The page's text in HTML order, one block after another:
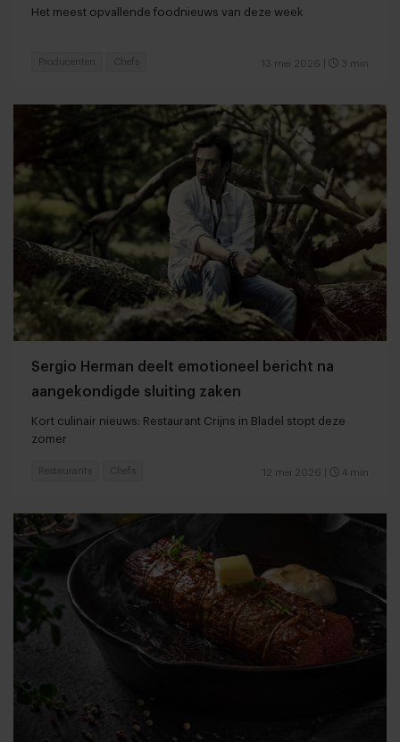
Jumbo
Het meest opvallende foodnieuws van deze week
13 mei 2026 3 min
Producenten Chefs
Sergio Herman deelt emotioneel bericht na
aangekondigde sluiting zaken
Kort culinair nieuws: Restaurant Crijns in Bladel stopt deze
zomer
12 mei 2026 4 min
Restaurants Chefs